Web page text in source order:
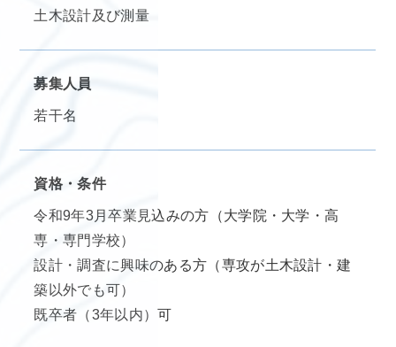
土木設計及び測量
募集人員
若干名
資格・条件
令和9年3月卒業見込みの方（大学院・大学・高
専・専門学校）
設計・調査に興味のある方（専攻が土木設計・建
築以外でも可）
既卒者（3年以内）可